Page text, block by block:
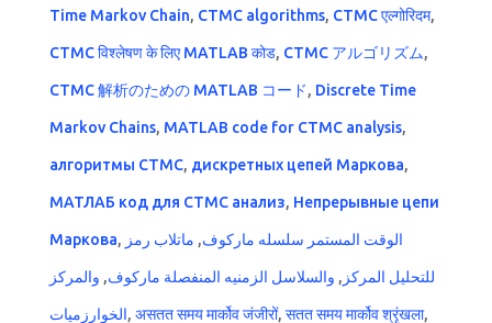
Time Markov Chain, CTMC algorithms, CTMC एल्गोरिदम,
CTMC विश्लेषण के लिए MATLAB कोड, CTMC アルゴリズム,
CTMC 解析のための MATLAB コード, Discrete Time
Markov Chains, MATLAB code for CTMC analysis,
алгоритмы CTMC, дискретных цепей Маркова,
МАТЛАБ код для CTMC анализ, Непрерывные цепи
Маркова, الوقت المستمر سلسله ماركوف, ماتلاب رمز
للتحليل المركز , والسلاسل الزمنيه المنفصلة ماركوف, والمركز
الخوارزميات, असतत समय मार्कोव जंजीरों, सतत समय मार्कोव श्रृंखला,